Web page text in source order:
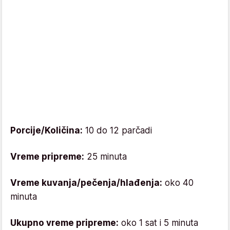
Porcije/Količina: 10 do 12 parčadi
Vreme pripreme: 25 minuta
Vreme kuvanja/pečenja/hlađenja: oko 40
minuta
Ukupno vreme pripreme: oko 1 sat i 5 minuta